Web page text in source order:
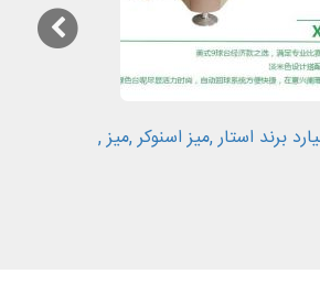
برند استار ,میز اسنوکر ,میز ,